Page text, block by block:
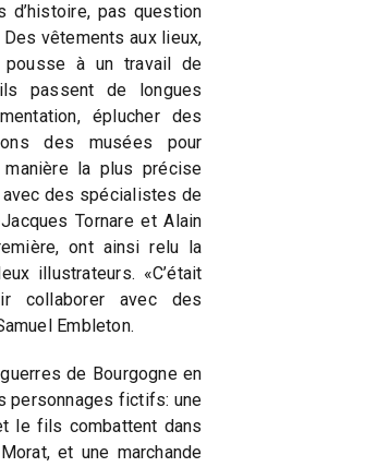
pas question
vêtements aux lieux,
à un travail de
passent de longues
éplucher des
des musées pour
la plus précise
des spécialistes de
Tornare et Alain
ont ainsi relu la
illustrateurs. «C’était
collaborer avec des
Embleton.
de Bourgogne en
personnages fictifs: une
le fils combattent dans
et une marchande